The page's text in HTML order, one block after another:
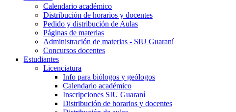
Calendario académico
Distribución de horarios y docentes
Pedido y distribución de Aulas
Páginas de materias
Administración de materias - SIU Guaraní
Concursos docentes
Estudiantes
Licenciatura
Info para biólogos y geólogos
Calendario académico
Inscripciones SIU Guaraní
Distribución de horarios y docentes